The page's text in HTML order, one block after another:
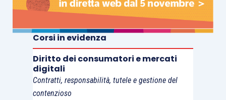
controllate la scelta di dotarsi o meno del
Nelle more dell’approvazione, è intervenuto
tuttavia un parere del Consiglio di Stato,
Adunanza della Commissione speciale del 20
aprile 2017, numero affare 650/2017 – proprio in
Corsi in evidenza
Diritto dei consumatori e mercati
digitali
Contratti, responsabilità, tutele e gestione del
contenzioso